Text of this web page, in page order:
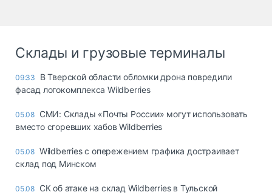
Склады и грузовые терминалы
09:33
В Тверской области обломки дрона повредили
фасад логокомплекса Wildberries
05.08 СМИ: Склады «Почты России» могут использовать
вместо сгоревших хабов Wildberries
05.08 Wildberries с опережением графика достраивает
склад под Минском
05.08 СК об атаке на склад Wildberries в Тульской